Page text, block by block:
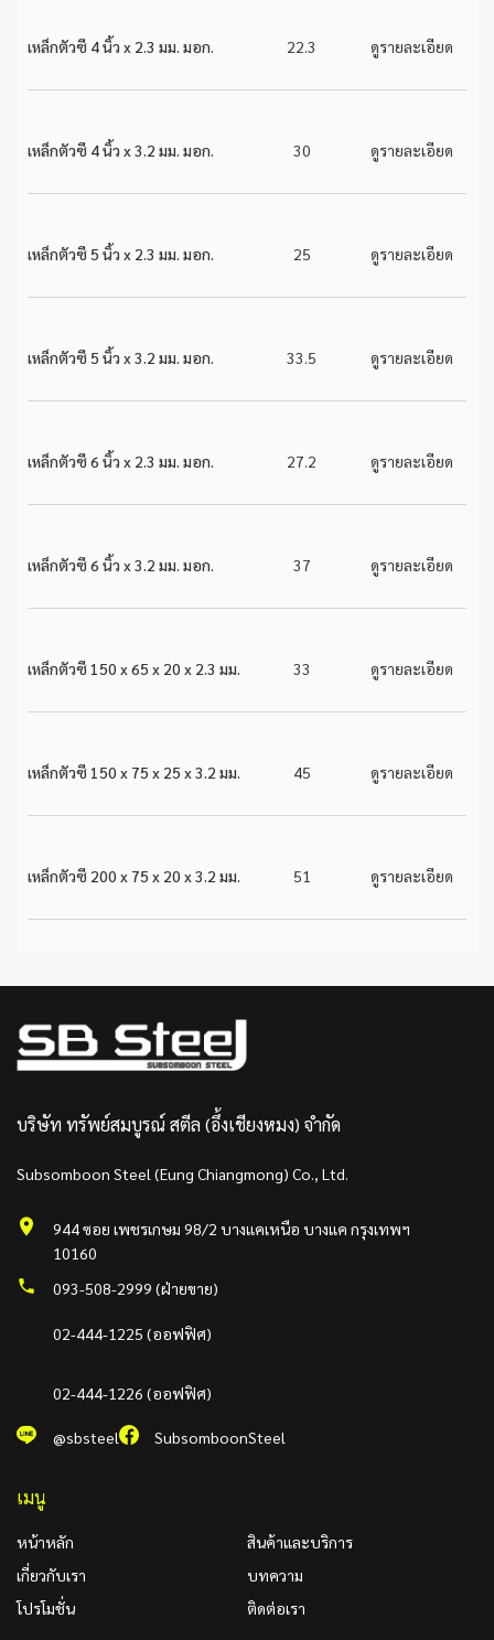
เหล็กตัวซี 4 นิ้ว x 2.3 มม. มอก. 22.3 ดูรายละเอียด
เหล็กตัวซี 4 นิ้ว x 3.2 มม. มอก. 30 ดูรายละเอียด
เหล็กตัวซี 5 นิ้ว x 2.3 มม. มอก. 25 ดูรายละเอียด
เหล็กตัวซี 5 นิ้ว x 3.2 มม. มอก. 33.5 ดูรายละเอียด
เหล็กตัวซี 6 นิ้ว x 2.3 มม. มอก. 27.2 ดูรายละเอียด
เหล็กตัวซี 6 นิ้ว x 3.2 มม. มอก. 37 ดูรายละเอียด
เหล็กตัวซี 150 x 65 x 20 x 2.3 มม. 33 ดูรายละเอียด
เหล็กตัวซี 150 x 75 x 25 x 3.2 มม. 45 ดูรายละเอียด
เหล็กตัวซี 200 x 75 x 20 x 3.2 มม. 51 ดูรายละเอียด
บริษัท ทรัพย์สมบูรณ์ สตีล (อึ้งเชียงหมง) จำกัด
Subsomboon Steel (Eung Chiangmong) Co., Ltd.
944 ซอย เพชรเกษม 98/2 บางแคเหนือ บางแค กรุงเทพฯ
10160
093-508-2999 (ฝ่ายขาย)
02-444-1225 (ออฟฟิศ)
02-444-1226 (ออฟฟิศ)
@sbsteel SubsomboonSteel
เมนู
หน้าหลัก
เกี่ยวกับเรา
โปรโมชั่น
สินค้าและบริการ
บทความ
ติดต่อเรา